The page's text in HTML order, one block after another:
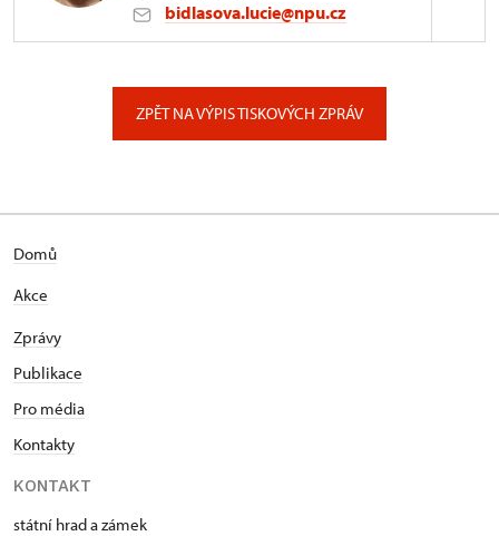
bidlasova.lucie@npu.cz
ZPĚT NA VÝPIS TISKOVÝCH ZPRÁV
Domů
Akce
Zprávy
Publikace
Pro média
Kontakty
KONTAKT
státní hrad a zámek